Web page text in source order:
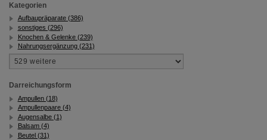
Kategorien
Aufbaupräparate (386)
sonstiges (296)
Knochen & Gelenke (239)
Nahrungsergänzung (231)
Darreichungsform
Ampullen (18)
Ampullenpaare (4)
Augensalbe (1)
Balsam (4)
Beutel (31)